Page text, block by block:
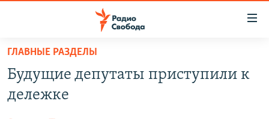
упрощенного
доступа
ПОДКАСТЫ
ГЛАВНЫЕ РАЗДЕЛЫ
Будущие депутаты приступили к
дележке